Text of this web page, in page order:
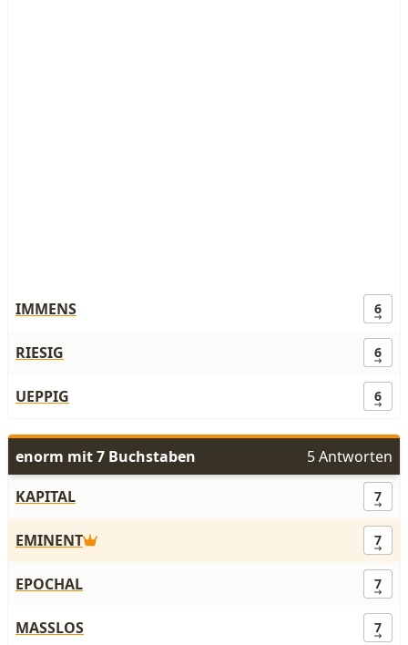
IMMENS 6
RIESIG 6
UEPPIG 6
enorm mit 7 Buchstaben
5 Antworten
KAPITAL
7
EMINENT 7
EPOCHAL 7
MASSLOS 7